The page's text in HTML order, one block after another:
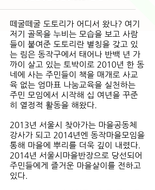
떼굴떼굴 도토리가 어디서 왔나? 여기
저기 골목을 누비는 모습을 보고 사람
들이 붙여준 도토리란 별칭을 갖고 있
는 림은 동작구에서 태어나 반백 년 가
까이 살고 있는 토박이로 2010년 한 동
네에 사는 주민들이 책을 매개로 사교
육 없는 엄마표 나눔교육을 실천하는
주민 모임에서 시작해 십 여년을 꾸준
히 열정적 활동을 해왔다.
2013년 서울시 찾아가는 마을공동체
강사가 되고 2014년엔 동작마을모임을
통해 마을에 뿌리를 더욱 깊이 내렸다.
2014년 서울시마을반장으로 당선되어
주민들에게 즐거운 마을살이를 전하고
있다.